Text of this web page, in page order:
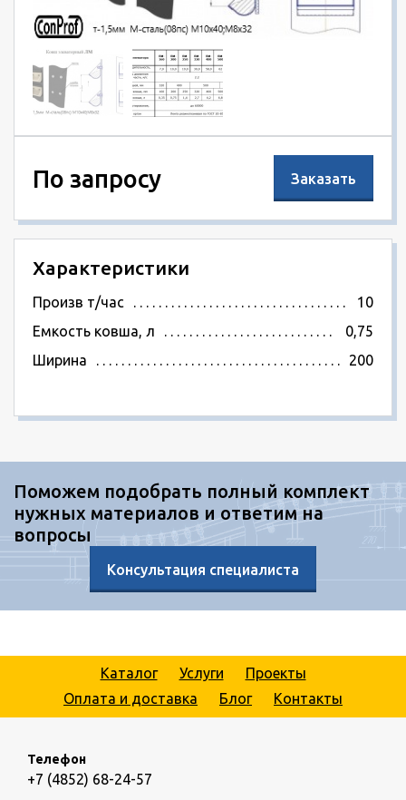
По запросу Заказать
Характеристики
Произв т/час
10
Емкость ковша, л
0,75
Ширина
200
Поможем подобрать полный комплект
нужных материалов и ответим на
вопросы
Консультация специалиста
Каталог Услуги
Проекты
Оплата и доставка
Блог Контакты
Телефон
+7 (4852) 68-24-57